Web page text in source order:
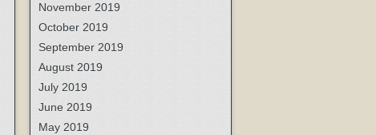
November 2019
October 2019
September 2019
August 2019
July 2019
June 2019
May 2019